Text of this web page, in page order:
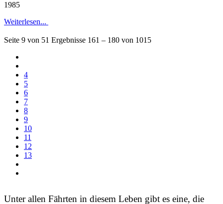
1985
Weiterlesen...
Seite 9 von 51 Ergebnisse 161 – 180 von 1015
4
5
6
7
8
9
10
11
12
13
Unter allen Fährten in diesem Leben gibt es eine, die